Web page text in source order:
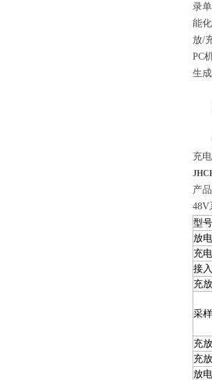
录
能
放/
PC
生
产
蓄
充
产
48V
型号
放
充
接
充
采
充
充
放